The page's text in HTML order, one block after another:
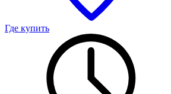
Где купить